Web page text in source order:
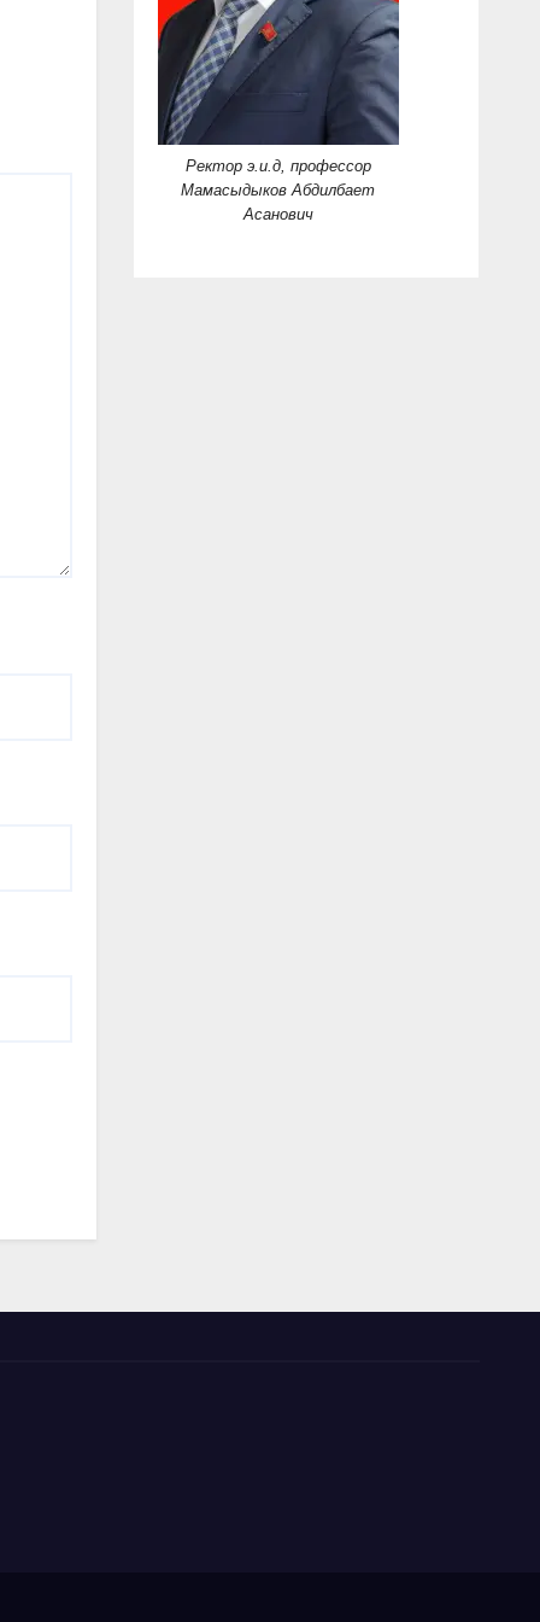
Ректор э.и.д, профессор
Мамасыдыков Абдилбает
Асанович